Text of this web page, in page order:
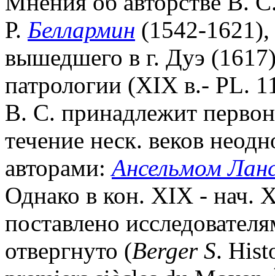
Р. Беллармин (1542-1621),
вышедшего в г. Дуэ
патрологии (XIX в.- PL.
В. С. принадлежит
течение неск. веков
авторами: Ансельмом
Однако в кон. XIX - нач.
поставлено
отвергнуто (Berger S.